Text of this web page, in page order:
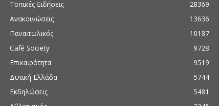
Τοπικές Ειδήσεις
28369
Ανακοινώσεις
13636
Παναιτωλικός
10187
Café Society
9728
Επικαιρότητα
9519
Δυτική Ελλάδα
5744
Εκδηλώσεις
5481